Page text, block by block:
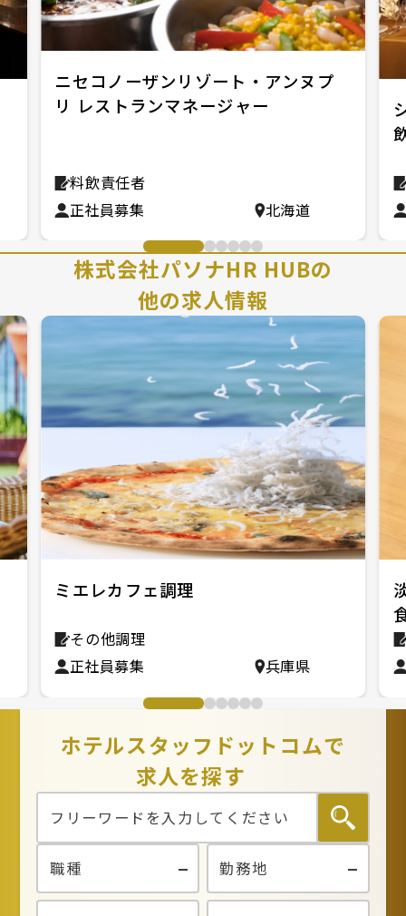
ニセコノーザンリゾート・アンヌプ
リ レストランマネージャー
料飲責任者
正社員募集
北海道
株式会社パソナHR HUBの
他の求人情報
ミエレカフェ調理
その他調理
正社員募集
兵庫県
ホテルスタッフドットコムで
求人を探す